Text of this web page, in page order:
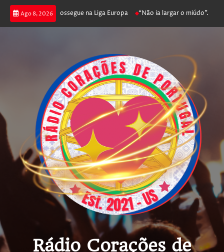
Ago 8, 2026
joga poker e prossegue na Liga Europa “Não ia largar o miúdo”.
Rádio Corações de